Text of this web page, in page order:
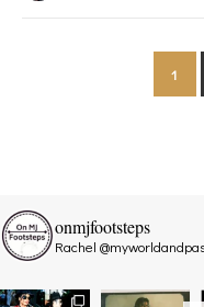
1
onmjfootsteps
Rachel